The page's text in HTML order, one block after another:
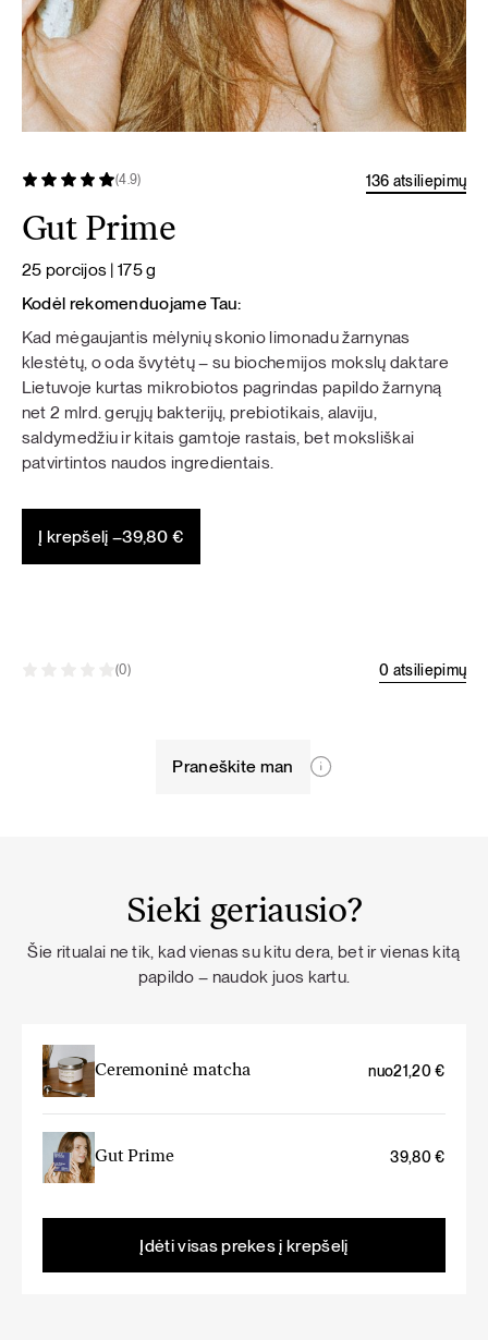
(4.9) 136 atsiliepimų
Gut Prime
25 porcijos | 175 g
Kodėl rekomenduojame Tau:
Kad mėgaujantis mėlynių skonio limonadu žarnynas
klestėtų, o oda švytėtų – su biochemijos mokslų daktare
Lietuvoje kurtas mikrobiotos pagrindas papildo žarnyną
net 2 mlrd. gerųjų bakterijų, prebiotikais, alaviju,
saldymedžiu ir kitais gamtoje rastais, bet moksliškai
patvirtintos naudos ingredientais.
Į krepšelį –39,80€
(0) 0 atsiliepimų
Praneškite man
Sieki geriausio?
Šie ritualai ne tik, kad vienas su kitu dera, bet ir vienas kitą
papildo – naudok juos kartu.
Ceremoninė matcha nuo21,20€
Gut Prime 39,80€
Įdėti visas prekes į krepšelį